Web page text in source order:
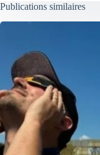
Publications similaires